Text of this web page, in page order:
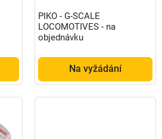
PIKO - G-SCALE
LOCOMOTIVES - na
objednávku
Na vyžádání